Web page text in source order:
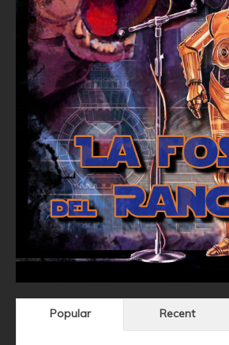
Popular Recent